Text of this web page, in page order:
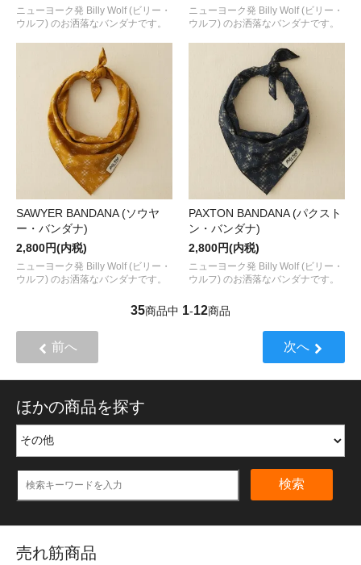
ニューヨーク発 Billy Wolf (ビリー・
ウルフ) のお洒落なバンダナです。
ニューヨーク発 Billy Wolf (ビリー・
ウルフ) のお洒落なバンダナです。
SAWYER BANDANA (ソウヤ
ー・バンダナ)
2,800円(内税)
ニューヨーク発 Billy Wolf (ビリー・
ウルフ) のお洒落なバンダナです。
PAXTON BANDANA (パクスト
ン・バンダナ)
2,800円(内税)
ニューヨーク発 Billy Wolf (ビリー・
ウルフ) のお洒落なバンダナです。
35商品中 1-12商品
前へ 次へ
ほかの商品を探す
検索
売れ筋商品